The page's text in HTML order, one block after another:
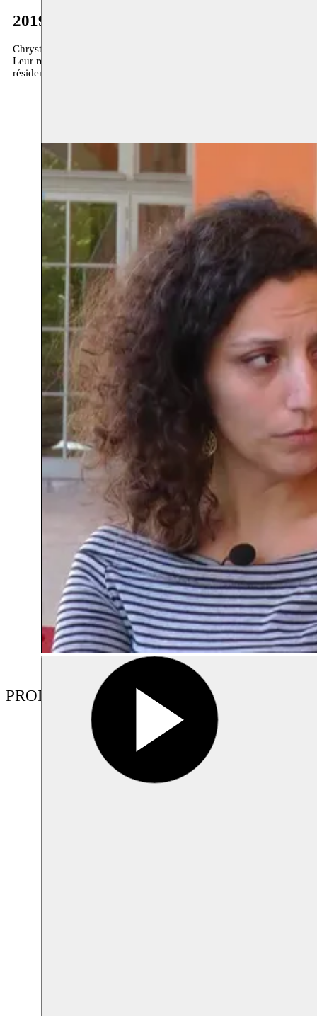
2019
Chrystèle Khodr est une auteure, metteuse en scène et actrice qui
Leur rencontre en 2013 et la correspondance qui s’ensuivit à
résidence en 2019 fait partie de cette création qui est présenté dans
PRODUCTIONS